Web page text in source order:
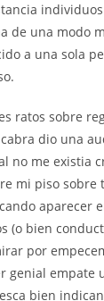
de una modo
a una sola
ratos sobre
dio una
no me existia
mi piso sobre
aparecer
(o bien
por
genial empate
bien